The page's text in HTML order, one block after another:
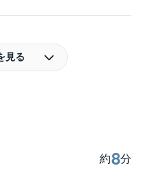
見る
約8分